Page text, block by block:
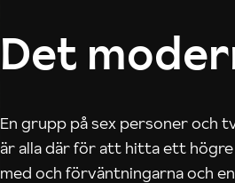
Det
En grupp på sex personer och
är alla där för att hitta ett högre
med och förväntningarna och